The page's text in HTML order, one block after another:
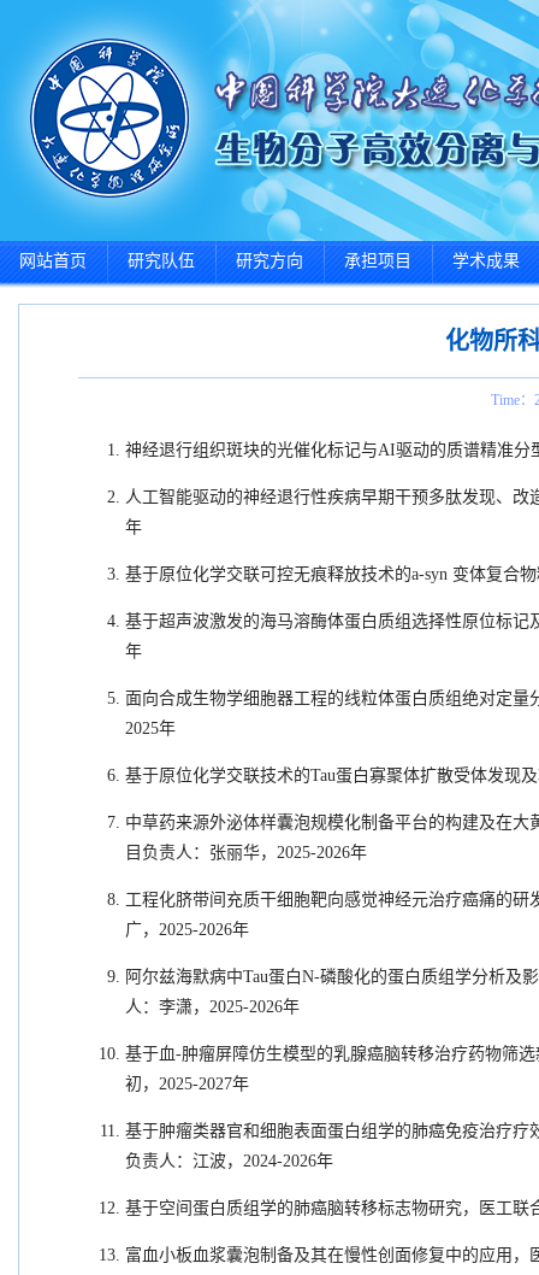
网站首页 研究队伍 研究方向 承担项目 学术成果
化物所
Time
神经退行组织斑块的光催化标记与AI驱动的质谱精准分
人工智能驱动的神经退行性疾病早期干预多肽发现、改
年
基于原位化学交联可控无痕释放技术的a-syn 变体复合
基于超声波激发的海马溶酶体蛋白质组选择性原位标记
年
面向合成生物学细胞器工程的线粒体蛋白质组绝对定量
2025年
基于原位化学交联技术的Tau蛋白寡聚体扩散受体发现
中草药来源外泌体样囊泡规模化制备平台的构建及在大
目负责人：张丽华，2025-2026年
工程化脐带间充质干细胞靶向感觉神经元治疗癌痛的研
广，2025-2026年
阿尔兹海默病中Tau蛋白N-磷酸化的蛋白质组学分析及
人：李潇，2025-2026年
基于血-肿瘤屏障仿生模型的乳腺癌脑转移治疗药物筛
初，2025-2027年
基于肿瘤类器官和细胞表面蛋白组学的肺癌免疫治疗疗
负责人：江波，2024-2026年
基于空间蛋白质组学的肺癌脑转移标志物研究，医工联
富血小板血浆囊泡制备及其在慢性创面修复中的应用 ，